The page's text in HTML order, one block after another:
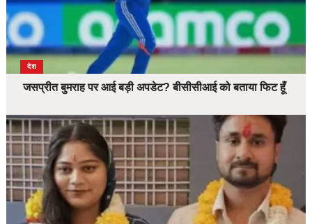
देश
जसप्रीत बुमराह पर आई बड़ी अपडेट? बीसीसीआई को बताया फिट हूँ